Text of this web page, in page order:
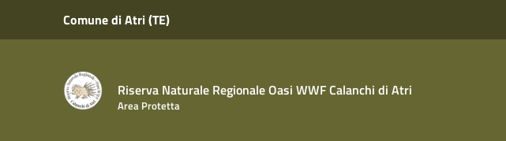
Vai ai contenuti
Vai al menu di navigazione
Comune di Atri (TE)
Riserva Naturale Regionale Oasi WWF Calanchi di Atri
Area Protetta